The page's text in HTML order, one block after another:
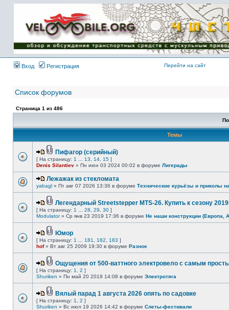
Имя пользователя:
Пароль:
{ LOG_ME_IN_SHORT
}
Вход
Регистрация Перейти на сайт
Список форумов
Страница 1 из 486
Темы
Пифагор (серийный)
[ На страницу: 1 13 14 15 ]
Denis Silantiev » Пн июн 03 2024 00:02 в форуме Лигерады
Лежажак из стекломата
yabagl » Пт авг 07 2026 13:36 в форуме Технические курьёзы и приколы
Легендарный Streetstepper MTS-26. Купить к сезону
[ На страницу: 1 28 29 30 ]
Modulator» Ср янв 23 2019 17:36 в форуме Не наши конструкции (Европа,
Юмор
[ На страницу: 1 181 182 183 ]
hof» Вт авг 25 2009 19:30 в форуме Разное
Ощущения от 500-ваттного электровело с самым
[ На страницу: 1 2 ]
Shuriken » Пн май 20 2019 14:08 в форуме Электротяга
Вялый парад 1 августа 2026 опять по садовке
[ На страницу: 1 2 ]
Shuriken » Вс июл 19 2026 14:42 в форуме Слеты-фестивали